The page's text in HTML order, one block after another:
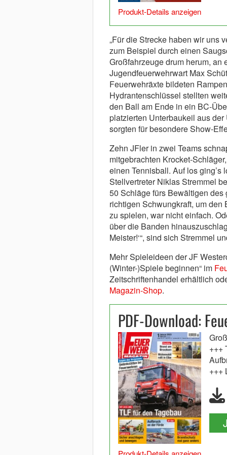
Produkt-Details anzeigen
„Für die Strecke haben wir uns
zum Beispiel durch einen
Großfahrzeuge drum herum, an
Jugendfeuerwehrwart Max
Feuerwehräxte bildeten
Hydrantenschlüssel stellten
den Ball am Ende in ein BC-
platzierten Unterbaukeil aus
sorgten für besondere Show-
Zehn JFler in zwei Teams
mitgebrachten Krocket-
einen Tennisball. Auf los
Stellvertreter Niklas Stremmel
50 Schläge fürs Bewältigen des
richtigen Schwungkraft, um
zu spielen, war nicht einfach.
über die Banden
Meister!‘“, sind sich Stremmel
Mehr Spieleideen der JF
(Winter-)Spiele beginnen“ im
Zeitschriftenhandel erhältlich
Magazin-Shop.
PDF-Download:
+++
+++